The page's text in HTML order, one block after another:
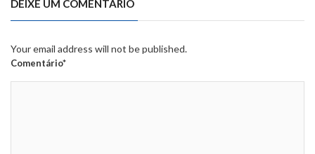
DEIXE UM COMENTÁRIO
Your email address will not be published.
Comentário*